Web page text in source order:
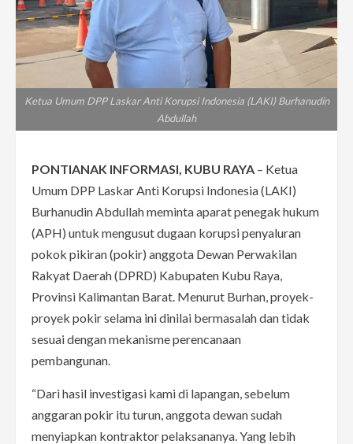
Ketua Umum DPP Laskar Anti Korupsi Indonesia (LAKI) Burhanudin
Abdullah
PONTIANAK INFORMASI, KUBU RAYA – Ketua
Umum DPP Laskar Anti Korupsi Indonesia (LAKI)
Burhanudin Abdullah meminta aparat penegak hukum
(APH) untuk mengusut dugaan korupsi penyaluran
pokok pikiran (pokir) anggota Dewan Perwakilan
Rakyat Daerah (DPRD) Kabupaten Kubu Raya,
Provinsi Kalimantan Barat. Menurut Burhan, proyek-
proyek pokir selama ini dinilai bermasalah dan tidak
sesuai dengan mekanisme perencanaan
pembangunan.
“Dari hasil investigasi kami di lapangan, sebelum
anggaran pokir itu turun, anggota dewan sudah
menyiapkan kontraktor pelaksananya. Yang lebih